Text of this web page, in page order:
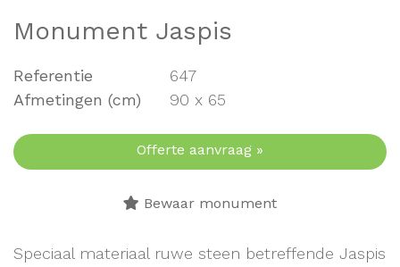
Monument Jaspis
Referentie
647
Afmetingen (cm)
90 x 65
Offerte aanvraag »
Bewaar monument
Speciaal materiaal ruwe steen betreffende Jaspis